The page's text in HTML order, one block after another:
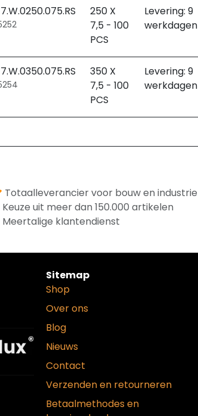
250 X
7,5 - 100
PCS
Levering: 9
werkdagen
350 X
7,5 - 100
PCS
Levering: 9
werkdagen
Totaalleverancier voor bouw en industrie
Keuze uit meer dan 150.000 artikelen
Meertalige klantendienst
Sitemap
Shop
Over ons
Blog
Nieuws
Contact
Verzenden en retourneren
Betaalmethodes en